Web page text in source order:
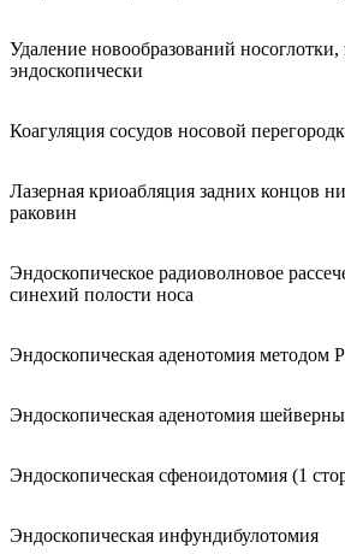
Удаление новообразований носоглотки,
эндоскопически
Коагуляция сосудов носовой
Лазерная криоабляция задних концов
раковин
Эндоскопическое радиоволновое
синехий полости носа
Эндоскопическая аденотомия методом
Эндоскопическая аденотомия
Эндоскопическая сфеноидотомия (1
Эндоскопическая инфундибулотомия